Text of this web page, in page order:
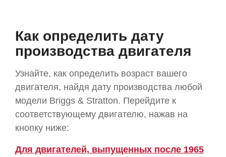
Как определить дату
производства двигателя
Узнайте, как определить возраст вашего
двигателя, найдя дату производства любой
модели Briggs & Stratton. Перейдите к
соответствующему двигателю, нажав на
кнопку ниже:
Для двигателей, выпущенных после 1965